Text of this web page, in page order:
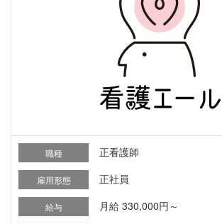
職種 正看護師
雇用形態 正社員
給与 月給 330,000円～